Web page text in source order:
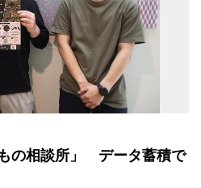
の相談所」 データ蓄積で